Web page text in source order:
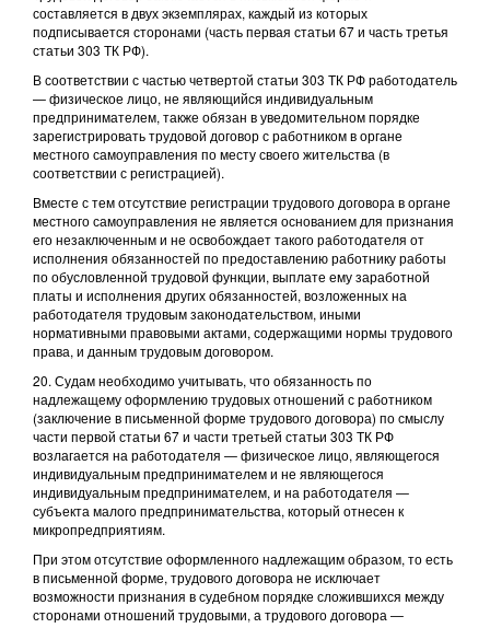
составляется в двух экземплярах, каждый из которых
подписывается сторонами (часть первая статьи 67 и часть третья
статьи 303 ТК РФ).
В соответствии с частью четвертой статьи 303 ТК РФ работодатель
— физическое лицо, не являющийся индивидуальным
предпринимателем, также обязан в уведомительном порядке
зарегистрировать трудовой договор с работником в органе
местного самоуправления по месту своего жительства (в
соответствии с регистрацией).
Вместе с тем отсутствие регистрации трудового договора в органе
местного самоуправления не является основанием для признания
его незаключенным и не освобождает такого работодателя от
исполнения обязанностей по предоставлению работнику работы
по обусловленной трудовой функции, выплате ему заработной
платы и исполнения других обязанностей, возложенных на
работодателя трудовым законодательством, иными
нормативными правовыми актами, содержащими нормы трудового
права, и данным трудовым договором.
20. Судам необходимо учитывать, что обязанность по
надлежащему оформлению трудовых отношений с работником
(заключение в письменной форме трудового договора) по смыслу
части первой статьи 67 и части третьей статьи 303 ТК РФ
возлагается на работодателя — физическое лицо, являющегося
индивидуальным предпринимателем и не являющегося
индивидуальным предпринимателем, и на работодателя —
субъекта малого предпринимательства, который отнесен к
микропредприятиям.
При этом отсутствие оформленного надлежащим образом, то есть
в письменной форме, трудового договора не исключает
возможности признания в судебном порядке сложившихся между
сторонами отношений трудовыми, а трудового договора —